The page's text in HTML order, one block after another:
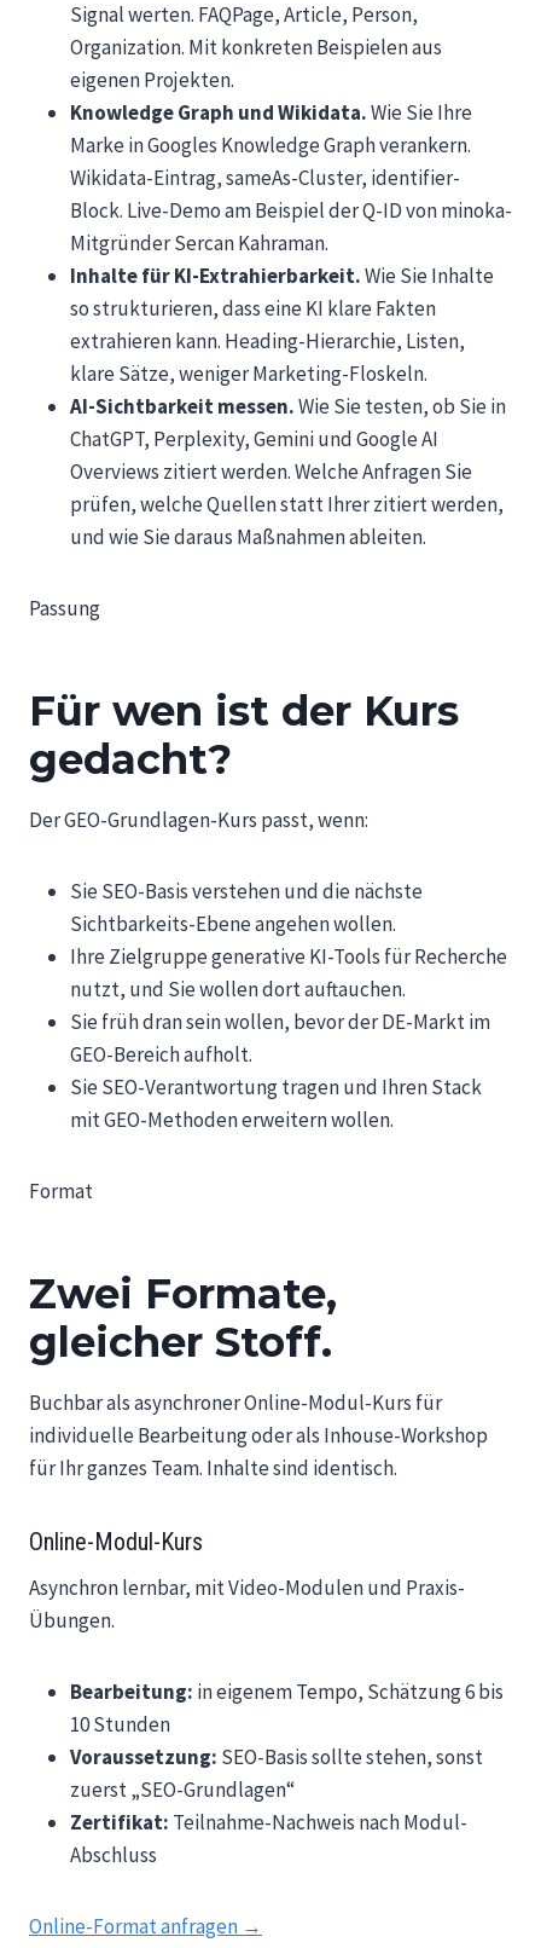
Signal werten. FAQPage, Article, Person,
Organization. Mit konkreten Beispielen aus
eigenen Projekten.
Knowledge Graph und Wikidata.Wie Sie Ihre
Marke in Googles Knowledge Graph verankern.
Wikidata-Eintrag, sameAs-Cluster, identifier-
Block. Live-Demo am Beispiel der Q-ID von minoka-
Mitgründer Sercan Kahraman.
Inhalte für KI-Extrahierbarkeit.Wie Sie Inhalte
so strukturieren, dass eine KI klare Fakten
extrahieren kann. Heading-Hierarchie, Listen,
klare Sätze, weniger Marketing-Floskeln.
AI-Sichtbarkeit messen.Wie Sie testen, ob Sie in
ChatGPT, Perplexity, Gemini und Google AI
Overviews zitiert werden. Welche Anfragen Sie
prüfen, welche Quellen statt Ihrer zitiert werden,
und wie Sie daraus Maßnahmen ableiten.
Passung
Für wen ist der Kurs
gedacht?
Der GEO-Grundlagen-Kurs passt, wenn:
Sie SEO-Basis verstehen und die nächste
Sichtbarkeits-Ebene angehen wollen.
Ihre Zielgruppe generative KI-Tools für Recherche
nutzt, und Sie wollen dort auftauchen.
Sie früh dran sein wollen, bevor der DE-Markt im
GEO-Bereich aufholt.
Sie SEO-Verantwortung tragen und Ihren Stack
mit GEO-Methoden erweitern wollen.
Format
Zwei Formate,
gleicher Stoff.
Buchbar als asynchroner Online-Modul-Kurs für
individuelle Bearbeitung oder als Inhouse-Workshop
für Ihr ganzes Team. Inhalte sind identisch.
Online-Modul-Kurs
Asynchron lernbar, mit Video-Modulen und Praxis-
Übungen.
Bearbeitung: in eigenem Tempo, Schätzung 6 bis
10 Stunden
Voraussetzung: SEO-Basis sollte stehen, sonst
zuerst „SEO-Grundlagen“
Zertifikat: Teilnahme-Nachweis nach Modul-
Abschluss
Online-Format anfragen →